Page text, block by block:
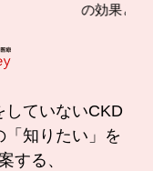
の効果と重要性
していないCKD
知りたい」を
する、